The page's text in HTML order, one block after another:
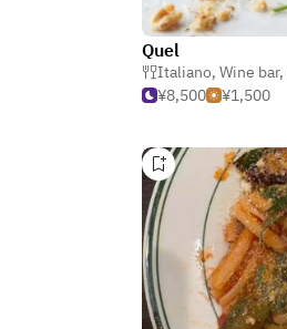
Quel
Italiano, Wine bar,
¥8,500
¥1,500